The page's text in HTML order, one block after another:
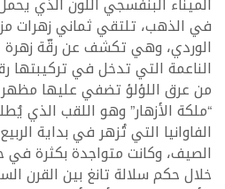
في الذهب، تلتقي ثماني زهرات
الوردي، وهي تكشف عن رقّة زهرة
الناعمة التي تدخل في تركيبتها
من عرق اللؤلؤ تضفي عليها
“ملكة الأزهار” وهو اللقب الذي
الفاوانيا التي تُزهر في بداية
الصيف، وكانت متواجدة بكثرة في
خلال حكم سلالة تانغ بين القرن